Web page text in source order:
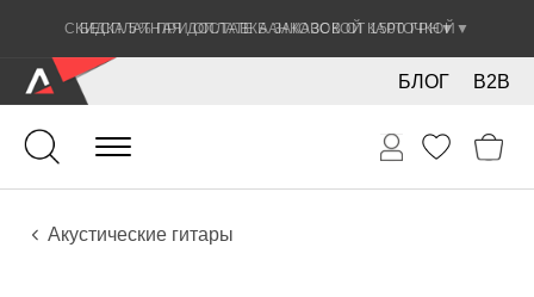
СКИДКА 5% ПРИ ОПЛАТЕ БАНКОВСКОЙ КАРТОЧКОЙ ▼
B2B
БЛОГ
Гитары
Акустические инструменты
Инструменты
Акустические гитары